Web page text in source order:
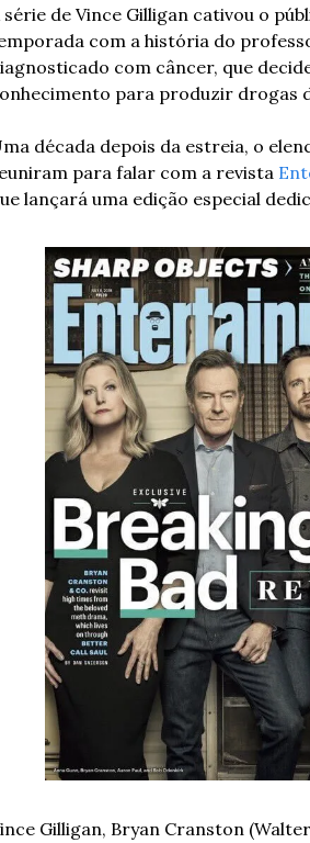
série de Vince Gilligan cativou o
com a história do
com câncer, que
para produzir drogas
década depois da estreia, o
para falar com a revista
lançará uma edição especial
Gilligan, Bryan Cranston